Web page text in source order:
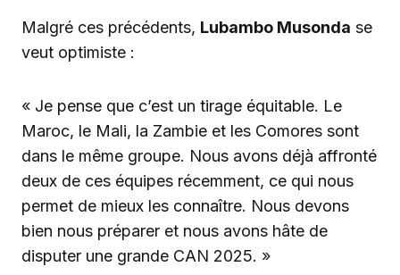
Malgré ces précédents, Lubambo Musonda se
veut optimiste :
« Je pense que c’est un tirage équitable. Le
Maroc, le Mali, la Zambie et les Comores sont
dans le même groupe. Nous avons déjà affronté
deux de ces équipes récemment, ce qui nous
permet de mieux les connaître. Nous devons
bien nous préparer et nous avons hâte de
disputer une grande CAN 2025. »